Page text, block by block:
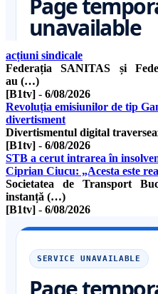
acțiuni sindicale
Federația SANITAS și
au (…)
[B1tv] - 6/08/2026
Revoluția emisiunilor de tip
divertisment
Divertismentul digital
[B1tv] - 6/08/2026
STB a cerut intrarea în
Ciprian Ciucu: „Acesta este
Societatea de Transport
instanță (…)
[B1tv] - 6/08/2026